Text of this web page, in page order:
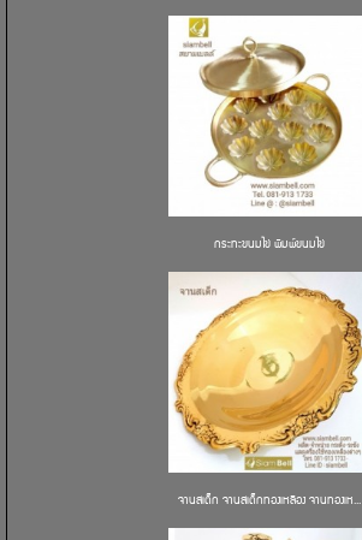
กระทะขนมไข่ พิมพ์ขนมไข่
จานสเต็ก จานสเต็กทองเหลือง จานทองเห...